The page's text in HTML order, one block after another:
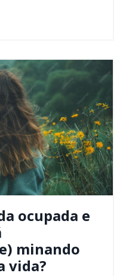
ocupada e
minando
vida?